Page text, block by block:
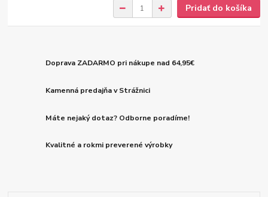
Pridať do košíka
Doprava ZADARMO pri nákupe nad 64,95€
Kamenná predajňa v Strážnici
Máte nejaký dotaz? Odborne poradíme!
Kvalitné a rokmi preverené výrobky